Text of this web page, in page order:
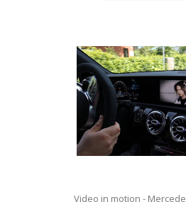
Video in motion -